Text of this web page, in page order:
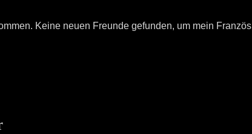
Keine neuen Freunde gefunden, um mein